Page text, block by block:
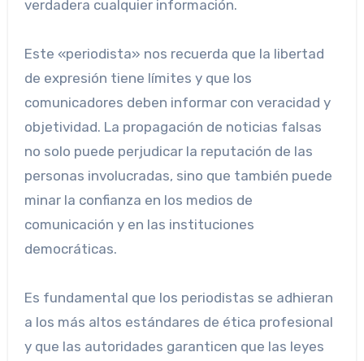
verdadera cualquier información.
Este «periodista» nos recuerda que la libertad
de expresión tiene límites y que los
comunicadores deben informar con veracidad y
objetividad. La propagación de noticias falsas
no solo puede perjudicar la reputación de las
personas involucradas, sino que también puede
minar la confianza en los medios de
comunicación y en las instituciones
democráticas.
Es fundamental que los periodistas se adhieran
a los más altos estándares de ética profesional
y que las autoridades garanticen que las leyes